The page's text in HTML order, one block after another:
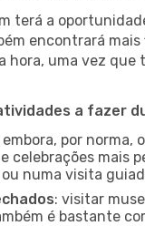
terá a
encontrará
uma vez
a fazer
embora, por norma,
celebrações mais
numa visita
: visitar
é bastante